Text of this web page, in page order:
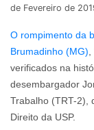
de Fevereiro de
O rompimento da
Brumadinho (MG)
verificados na
desembargador
Trabalho (TRT-2),
Direito da USP.